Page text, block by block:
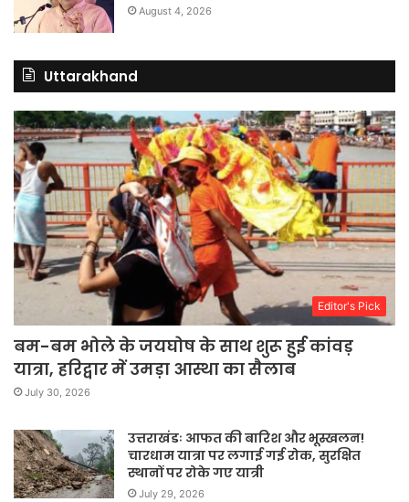
August 4, 2026
Uttarakhand
Editor's Pick
बम-बम भोले के जयघोष के साथ शुरू हुई कांवड़
यात्रा, हरिद्वार में उमड़ा आस्था का सैलाब
July 30, 2026
उत्तराखंडः आफत की बारिश और भूस्खलन!
चारधाम यात्रा पर लगाई गई रोक, सुरक्षित
स्थानों पर रोके गए यात्री
July 29, 2026